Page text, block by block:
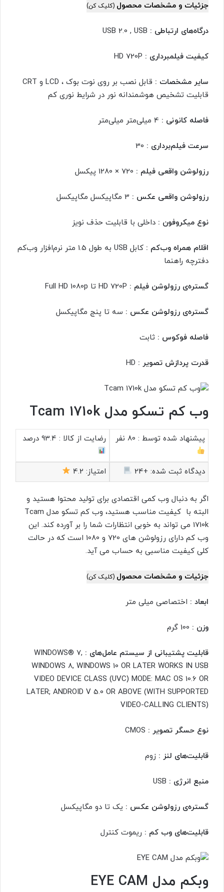
جزئیات و مشخصات محصول (کلیک کن)
درگاه‌های ارتباطی :
کیفیت فیلمبرداری :
سایر مشخصات :
قابل نصب بر روی نوت بوک ، LCD و CRT
قابلیت تشخیص هوشمندانه نور در شرایط نوری کم
فاصله کانونی :
سرعت فیلم‌برداری :
رزولوشن واقعی فیلم :
رزولوشن واقعی عکس :
نوع میکروفون : داخلی با قابلیت حذف نویز
اقلام همراه وب‌کم :
کابل USB به طول 1.5 متر نرم‌افزار وب‌کم
دفترچه راهنما
گستره‌ی رزولوشن فیلم :
گستره‌ی رزولوشن عکس : سه تا پنج مگاپیکسل
فاصله فوکوس : ثابت
قدرت پردازش تصویر :
وب کم تسکو مدل Tcam 1710k
پیشنهاد شده توسط : 80 نفر رضایت از کالا : 93.4 درصد
دیدگاه ثبت شده: +24 امتیاز: 4.2
اگر به دنبال وب کمی اقتصادی برای تولید محتوا هستید و
البته با کیفیت مناسب هستید، وب کم تسکو مدل Tcam
1710k می تواند به خوبی انتظارات شما را بر آورده کند. این
وب کم دارای رزولوشن های 720 و 1080 است که در حالت
کلی کیفیت مناسبی به حساب می آید.
جزئیات و مشخصات محصول (کلیک کن)
ابعاد : اختصاصی میلی متر
وزن :
قابلیت پشتیبانی از سیستم عامل‌های : WINDOWS® 7,
WINDOWS 8, WINDOWS 10 OR LATER WORKS IN USB
VIDEO DEVICE CLASS (UVC) MODE: MAC OS 10.6 OR
LATER; ANDROID V 5.0 OR ABOVE (WITH SUPPORTED
VIDEO-CALLING CLIENTS)
نوع حسگر تصویر :
قابلیت‌های لنز : زوم
منبع انرژی :
گستره‌ی رزولوشن عکس : یک تا دو مگاپیکسل
قابلیت‌های وب کم : ریموت کنترل
وبکم مدل EYE CAM